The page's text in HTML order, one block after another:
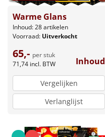
Warme Glans
Inhoud: 28 artikelen
Voorraad: Uitverkocht
65,- per stuk
71,74 incl. BTW Inhoud
Vergelijken
Verlanglijst